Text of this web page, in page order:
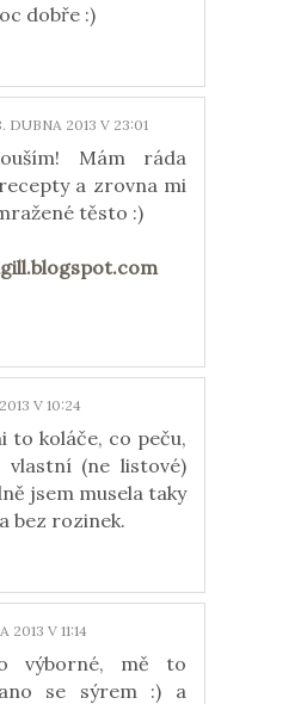
dobře :)
DUBNA 2013 V 23:01
Mám ráda
a zrovna mi
těsto :)
V 10:24
to koláče, co peču,
vlastní (ne listové)
jsem musela taky
bez rozinek.
2013 V 11:14
výborné, mě to
se sýrem :) a